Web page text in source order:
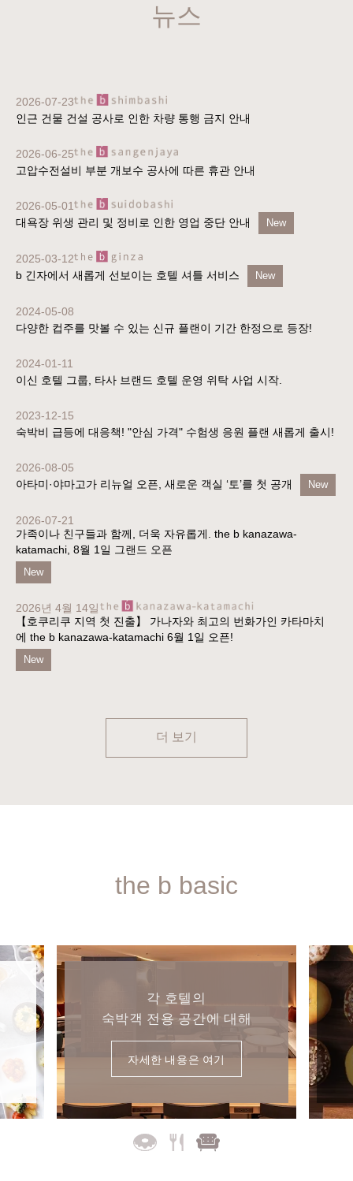
뉴스
2026-07-23
인근 건물 건설 공사로 인한 차량 통행 금지 안내
2026-06-25
고압수전설비 부분 개보수 공사에 따른 휴관 안내
2026-05-01
대욕장 위생 관리 및 정비로 인한 영업 중단 안내
New
2025-03-12
b 긴자에서 새롭게 선보이는 호텔 셔틀 서비스
New
2024-05-08
다양한 컵주를 맛볼 수 있는 신규 플랜이 기간 한정으로 등장!
2024-01-11
이신 호텔 그룹, 타사 브랜드 호텔 운영 위탁 사업 시작.
2023-12-15
숙박비 급등에 대응책! "안심 가격" 수험생 응원 플랜 새롭게 출시!
2026-08-05
아타미·야마고가 리뉴얼 오픈, 새로운 객실 ‘토’를 첫 공개
New
2026-07-21
가족이나 친구들과 함께, 더욱 자유롭게. the b kanazawa-
katamachi, 8월 1일 그랜드 오픈
New
2026년 4월 14일
【호쿠리쿠 지역 첫 진출】 가나자와 최고의 번화가인 카타마치
에 the b kanazawa-katamachi 6월 1일 오픈!
New
더 보기
the b basic
각 호텔의
숙박객 전용 공간에 대해
자세한 내용은 여기